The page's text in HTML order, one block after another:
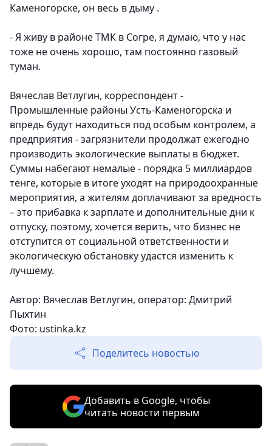
Каменогорске, он весь в дыму .
- Я живу в районе ТМК в Согре, я думаю, что у нас
тоже не очень хорошо, там постоянно газовый
туман.
Вячеслав Ветлугин, корреспондент-
Промышленные районы Усть-Каменогорска и
впредь будут находиться под особым контролем, а
предприятия - загрязнители продолжат ежегодно
производить экологические выплаты в бюджет.
Суммы набегают немалые - порядка 5 миллиардов
тенге, которые в итоге уходят на природоохранные
мероприятия, а жителям доплачивают за вредность
– это прибавка к зарплате и дополнительные дни к
отпуску, поэтому, хочется верить, что бизнес не
отступится от социальной ответственности и
экологическую обстановку удастся изменить к
лучшему.
Автор: Вячеслав Ветлугин, оператор: Дмитрий
Пыхтин
Фото: ustinka.kz
Поделитесь новостью
Добавить в Google, чтобы
читать новости первым